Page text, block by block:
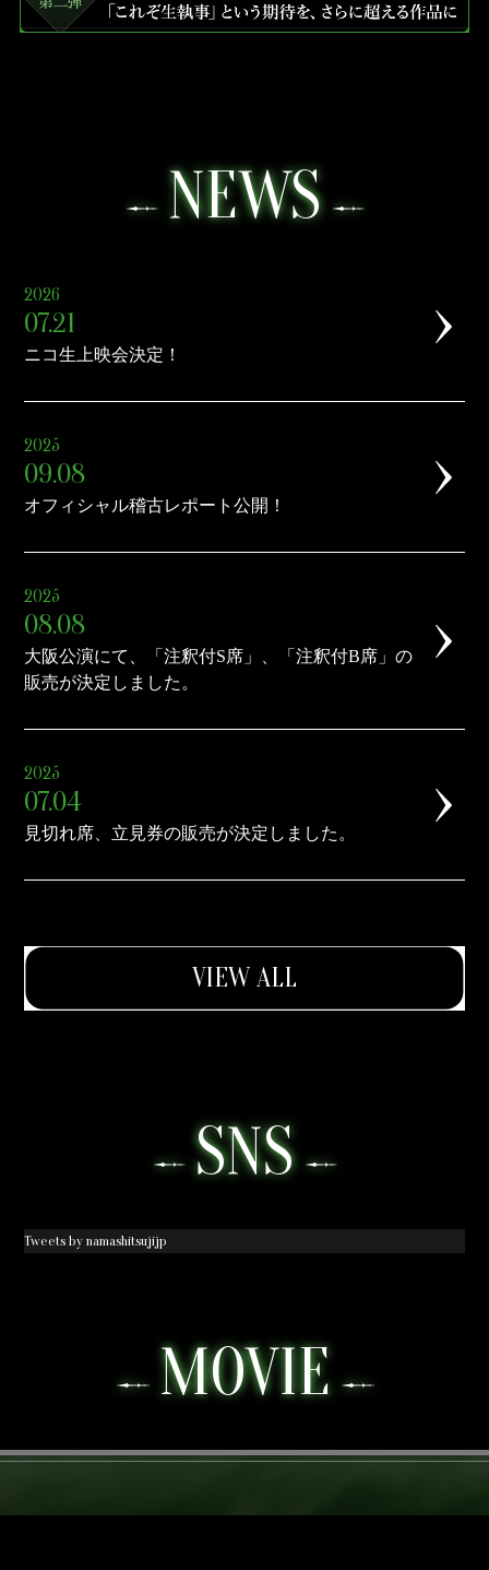
NEWS
2026
07.21
ニコ生上映会決定！
2025
09.08
オフィシャル稽古レポート公開！
2025
08.08
大阪公演にて、「注釈付S席」、「注釈付B席」の
販売が決定しました。
2025
07.04
見切れ席、立見券の販売が決定しました。
VIEW ALL
SNS
Tweets by namashitsujijp
MOVIE